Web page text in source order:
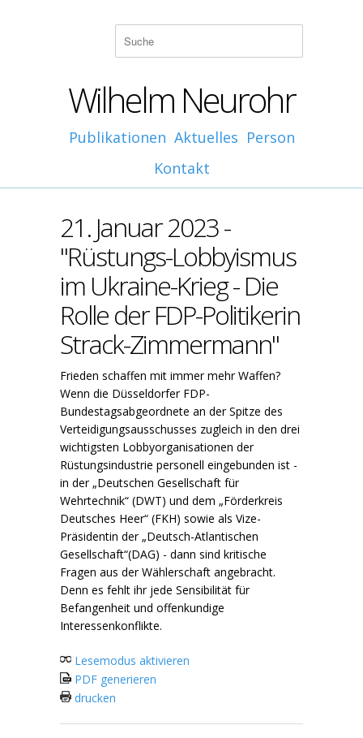
Wilhelm Neurohr
Publikationen Aktuelles Person
Kontakt
21. Januar 2023 -
"Rüstungs-Lobbyismus
im Ukraine-Krieg - Die
Rolle der FDP-Politikerin
Strack-Zimmermann"
Frieden schaffen mit immer mehr Waffen?
Wenn die Düsseldorfer FDP-
Bundestagsabgeordnete an der Spitze des
Verteidigungsausschusses zugleich in den drei
wichtigsten Lobbyorganisationen der
Rüstungsindustrie personell eingebunden ist -
in der „Deutschen Gesellschaft für
Wehrtechnik“ (DWT) und dem „Förderkreis
Deutsches Heer“ (FKH) sowie als Vize-
Präsidentin der „Deutsch-Atlantischen
Gesellschaft“(DAG) - dann sind kritische
Fragen aus der Wählerschaft angebracht.
Denn es fehlt ihr jede Sensibilität für
Befangenheit und offenkundige
Interessenkonflikte.
Lesemodus aktivieren
PDF generieren
drucken